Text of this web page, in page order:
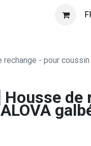
rechange - pour
Housse de